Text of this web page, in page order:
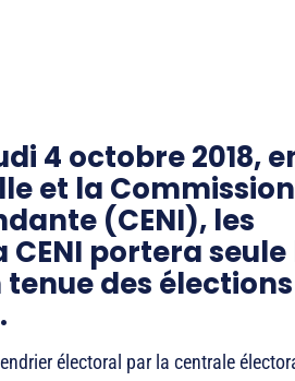
4 octobre 2018,
et la Commission
(CENI), les
portera seule
des élections
électoral par la centrale